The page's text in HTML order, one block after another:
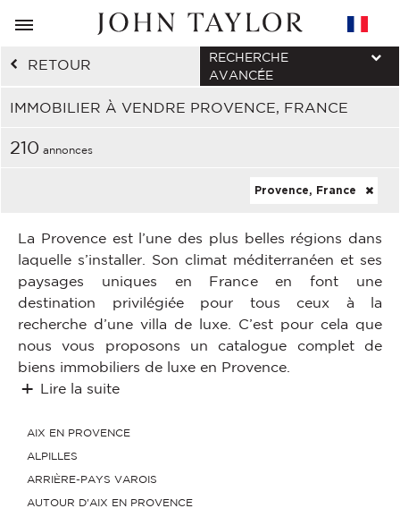
RETOUR
IMMOBILIER À VENDRE PROVENCE, FRANCE
RECHERCHE
AVANCÉE
210 annonces
Provence, France
La Provence est l’une des plus belles régions dans
laquelle s’installer. Son climat méditerranéen et ses
paysages uniques en France en font une
destination privilégiée pour tous ceux à la
recherche d’une villa de luxe. C’est pour cela que
nous vous proposons un catalogue complet de
biens immobiliers de luxe en Provence.
Lire la suite
AIX EN PROVENCE
ALPILLES
ARRIÈRE-PAYS VAROIS
AUTOUR D'AIX EN PROVENCE